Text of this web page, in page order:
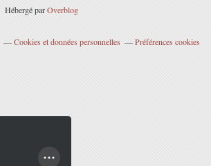
Hébergé parOverblog
Cookies et données personnelles Préférences cookies